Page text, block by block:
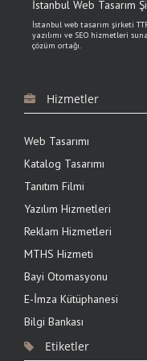
İstanbul Web Tasarım
İstanbul web tasarım şirketi
yazılımı ve SEO hizmetleri
çözüm ortağı.
6.03.2024
NettePOS online
NettePOS online tahsilat
sunuluyor
6.03.2024
16.04.2020
Kurumsal lojistik, kargo
KARGO web sitesi
Hizmetler
Web Tasarımı
Katalog Tasarımı
Tanıtım Filmi
Yazılım Hizmetleri
Reklam Hizmetleri
MTHS Hizmeti
Bayi Otomasyonu
E-İmza Kütüphanesi
Bilgi Bankası
Etiketler